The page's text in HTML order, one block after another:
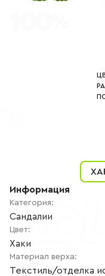
+7
АВТОРИЗАЦИЯ
РЕГИСТРАЦИЯ
Информация
Категория:
Сандалии
Цвет:
Хаки
Материал верха:
Текстиль/отделка